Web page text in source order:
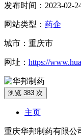
发布时间：2023-02-
网站类型： 药企
城市：重庆市
网址： https://
浏览 383 次
主页
重庆华邦制药有限公